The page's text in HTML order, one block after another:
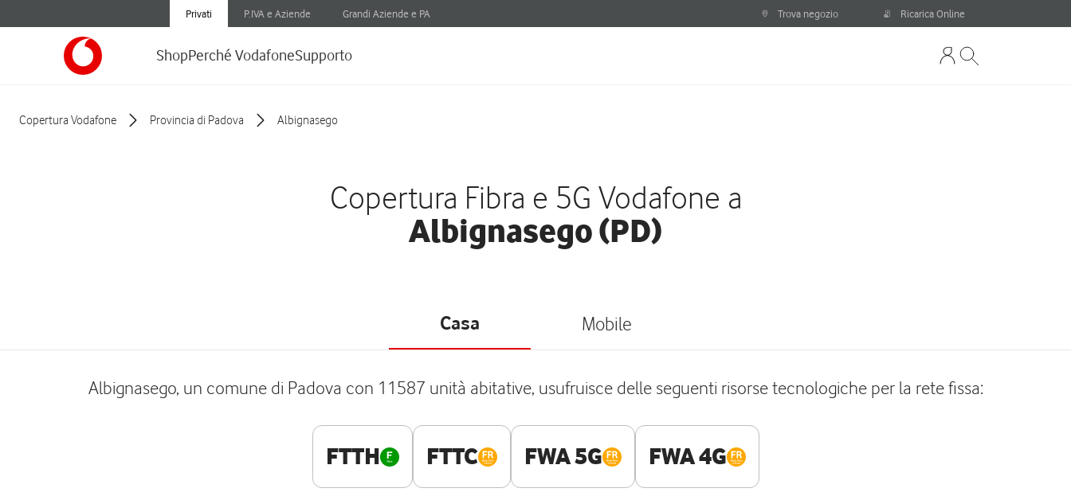
Privati P.IVA e Aziende Grandi Aziende e PA Trova negozio Ricarica Online
ShopPerché VodafoneSupporto
Copertura Vodafone Provincia di Padova Albignasego
Copertura Fibra e 5G Vodafone a
Albignasego (PD)
Casa Mobile
Albignasego, un comune di Padova con 11587 unità abitative, usufruisce delle seguenti risorse tecnologiche per la rete fissa:
FTTH FTTC FWA 5G FWA 4G